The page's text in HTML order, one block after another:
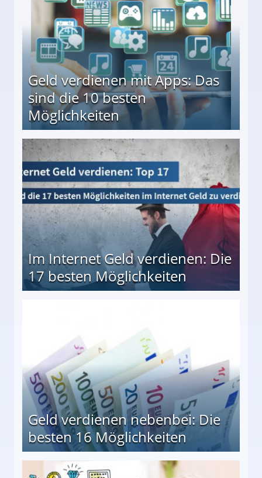
Geld verdienen mit Apps: Das
sind die 10 besten
Möglichkeiten
besten Möglichkeiten
Im Internet Geld verdienen: Die
17 besten Möglichkeiten
Geld verdienen nebenbei: Die
besten 16 Möglichkeiten